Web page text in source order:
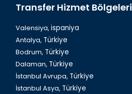
Transfer Hizmet Bölgeleri
Valensiya, ispaniya
Antalya, Türkiye
Bodrum, Türkiye
Dalaman, Türkiye
İstanbul Avrupa, Türkiye
İstanbul Asya, Türkiye